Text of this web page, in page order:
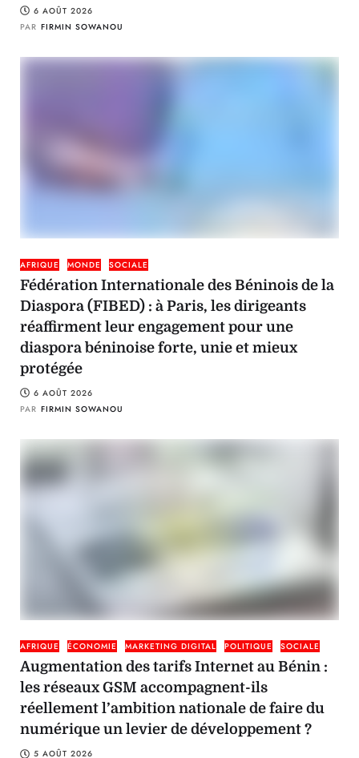
6 AOÛT 2026
PAR FIRMIN SOWANOU
AFRIQUE MONDE SOCIALE
Fédération Internationale des Béninois de la
Diaspora (FIBED) : à Paris, les dirigeants
réaffirment leur engagement pour une
diaspora béninoise forte, unie et mieux
protégée
6 AOÛT 2026
PAR FIRMIN SOWANOU
AFRIQUE ÉCONOMIE MARKETING DIGITAL POLITIQUE SOCIALE
Augmentation des tarifs Internet au Bénin :
les réseaux GSM accompagnent-ils
réellement l’ambition nationale de faire du
numérique un levier de développement ?
5 AOÛT 2026